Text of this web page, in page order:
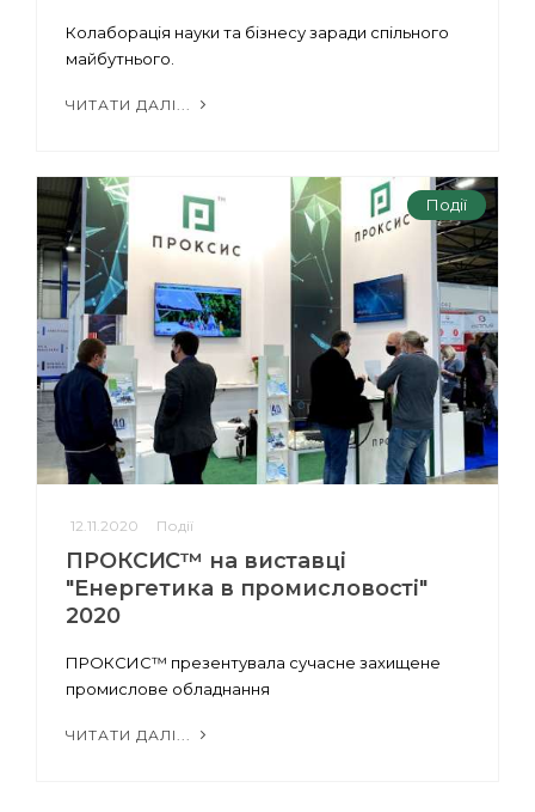
Колаборація науки та бізнесу заради спільного
майбутнього.
ЧИТАТИ ДАЛІ...
Події
12.11.2020 Події
ПРОКСИС™ на виставці
"Енергетика в промисловості"
2020
ПРОКСИС™ презентувала сучасне захищене
промислове обладнання
ЧИТАТИ ДАЛІ...